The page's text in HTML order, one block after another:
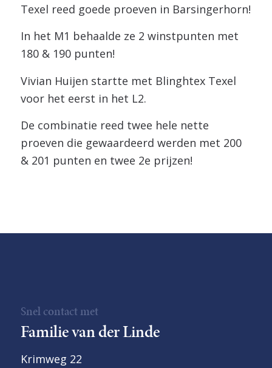
Texel reed goede proeven in Barsingerhorn!
In het M1 behaalde ze 2 winstpunten met
180 & 190 punten!
Vivian Huijen startte met Blinghtex Texel
voor het eerst in het L2.
De combinatie reed twee hele nette
proeven die gewaardeerd werden met 200
& 201 punten en twee 2e prijzen!
Snel contact met
Familie van der Linde
Krimweg 22